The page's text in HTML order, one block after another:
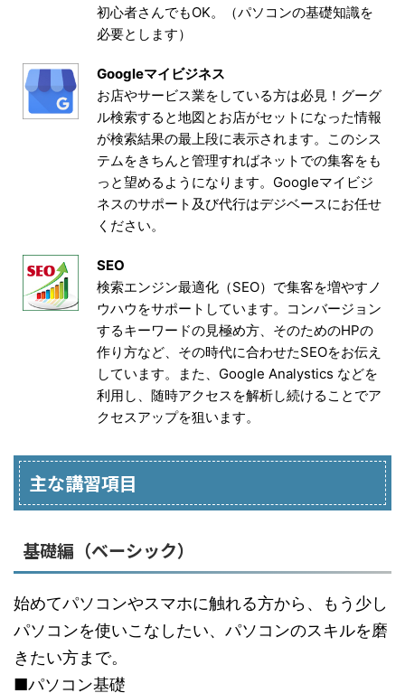
初心者さんでもOK。（パソコンの基礎知識を
必要とします）
Googleマイビジネス
お店やサービス業をしている方は必見！グーグ
ル検索すると地図とお店がセットになった情報
が検索結果の最上段に表示されます。このシス
テムをきちんと管理すればネットでの集客をも
っと望めるようになります。Googleマイビジ
ネスのサポート及び代行はデジベースにお任せ
ください。
SEO
検索エンジン最適化（SEO）で集客を増やすノ
ウハウをサポートしています。コンバージョン
するキーワードの見極め方、そのためのHPの
作り方など、その時代に合わせたSEOをお伝え
しています。また、Google Analystics などを
利用し、随時アクセスを解析し続けることでア
クセスアップを狙います。
主な講習項目
基礎編（ベーシック）
始めてパソコンやスマホに触れる方から、もう少し
パソコンを使いこなしたい、パソコンのスキルを磨
きたい方まで。
■パソコン基礎